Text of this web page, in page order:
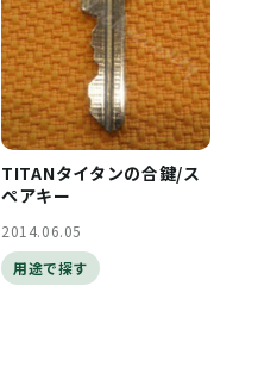
TITANタイタンの合鍵/ス
ペアキー
2014.06.05
用途で探す